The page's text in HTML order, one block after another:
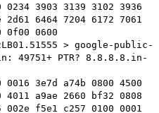
3903 3139 3102 3936
6464 7204 6172 7061
0f00 0600
> google-public-
49751+ PTR? 8.8.8.8.in-
3e7d a74b 0800 4500
4011 a9ae 2660 bf32 0808
002e f5e1 c257 0100 0001